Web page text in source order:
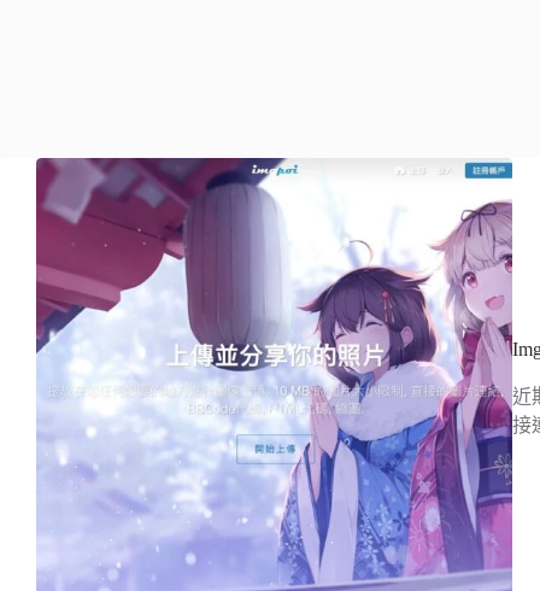
近
接